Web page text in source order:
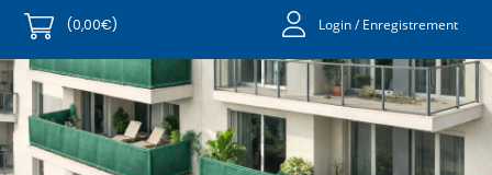
(0,00€) Login / Enregistrement